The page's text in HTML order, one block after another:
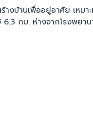
างบ้านเพื่ออยู่อาศัย เหม
กม. ห่างจากโรงพยา